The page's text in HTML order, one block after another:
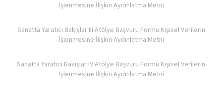
İşlenmesine İlişkin Aydınlatma Metni
Sanatta Yaratıcı Bakışlar III Atölye Başvuru Formu Kişisel Verilerin
İşlenmesine İlişkin Aydınlatma Metni
Sanatta Yaratıcı Bakışlar IV Atölye Başvuru Formu Kişisel Verilerin
İşlenmesine İlişkin Aydınlatma Metni